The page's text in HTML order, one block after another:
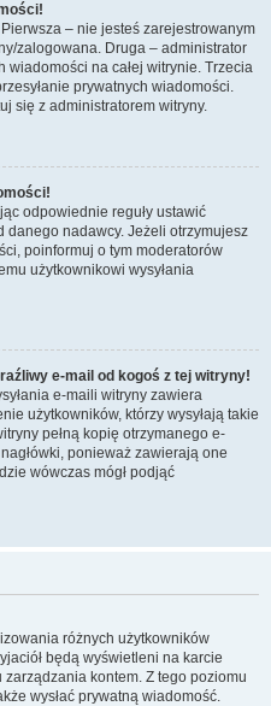
– nie jesteś zarejestrowanym
zalogowana. Druga – administrator
wiadomości na całej witrynie. Trzecia
prywatnych wiadomości.
się z administratorem witryny.
odpowiednie reguły ustawić
nadawcy. Jeżeli otrzymujesz
poinformuj o tym moderatorów
użytkownikowi wysyłania
e-mail od kogoś z tej witryny!
e-maili witryny zawiera
użytkowników, którzy wysyłają takie
pełną kopię otrzymanego e-
ponieważ zawierają one
wówczas mógł podjąć
różnych użytkowników
będą wyświetleni na karcie
kontem. Z tego poziomu
wysłać prywatną wiadomość.